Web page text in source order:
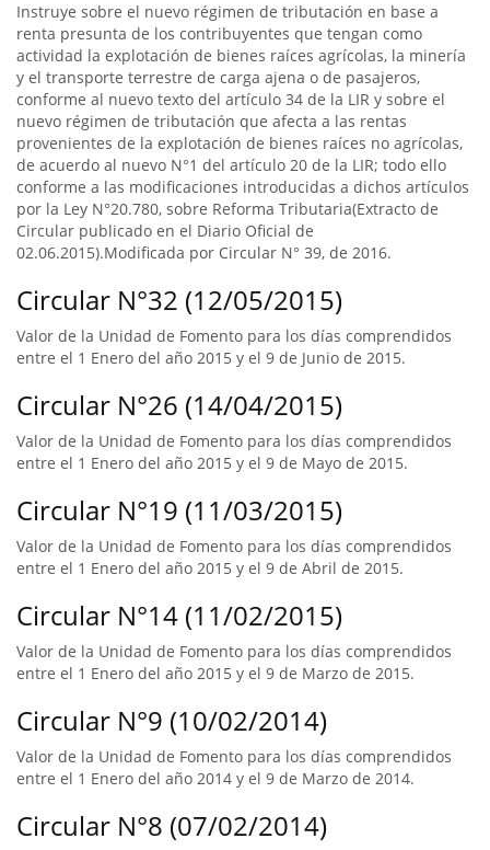
Instruye sobre el nuevo régimen de tributación en base a
renta presunta de los contribuyentes que tengan como
actividad la explotación de bienes raíces agrícolas, la minería
y el transporte terrestre de carga ajena o de pasajeros,
conforme al nuevo texto del artículo 34 de la LIR y sobre el
nuevo régimen de tributación que afecta a las rentas
provenientes de la explotación de bienes raíces no agrícolas,
de acuerdo al nuevo N°1 del artículo 20 de la LIR; todo ello
conforme a las modificaciones introducidas a dichos artículos
por la Ley N°20.780, sobre Reforma Tributaria(Extracto de
Circular publicado en el Diario Oficial de
02.06.2015).Modificada por Circular N° 39, de 2016.
Circular N°32 (12/05/2015)
Valor de la Unidad de Fomento para los días comprendidos
entre el 1 Enero del año 2015 y el 9 de Junio de 2015.
Circular N°26 (14/04/2015)
Valor de la Unidad de Fomento para los días comprendidos
entre el 1 Enero del año 2015 y el 9 de Mayo de 2015.
Circular N°19 (11/03/2015)
Valor de la Unidad de Fomento para los días comprendidos
entre el 1 Enero del año 2015 y el 9 de Abril de 2015.
Circular N°14 (11/02/2015)
Valor de la Unidad de Fomento para los días comprendidos
entre el 1 Enero del año 2015 y el 9 de Marzo de 2015.
Circular N°9 (10/02/2014)
Valor de la Unidad de Fomento para los días comprendidos
entre el 1 Enero del año 2014 y el 9 de Marzo de 2014.
Circular N°8 (07/02/2014)